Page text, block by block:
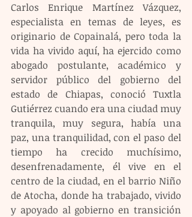
Carlos Enrique Martínez Vázquez,
especialista en temas de leyes, es
originario de Copainalá, pero toda la
vida ha vivido aquí, ha ejercido como
abogado postulante, académico y
servidor público del gobierno del
estado de Chiapas, conoció Tuxtla
Gutiérrez cuando era una ciudad muy
tranquila, muy segura, había una
paz, una tranquilidad, con el paso del
tiempo ha crecido muchísimo,
desenfrenadamente, él vive en el
centro de la ciudad, en el barrio Niño
de Atocha, donde ha trabajado, vivido
y apoyado al gobierno en transición